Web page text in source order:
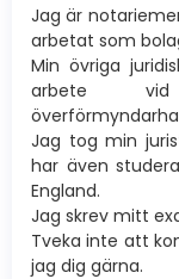
Jag är
arbetat som
Min övriga
arbete
Jag tog min
har även
England.
Jag skrev mitt
Tveka inte att
jag dig gärna.